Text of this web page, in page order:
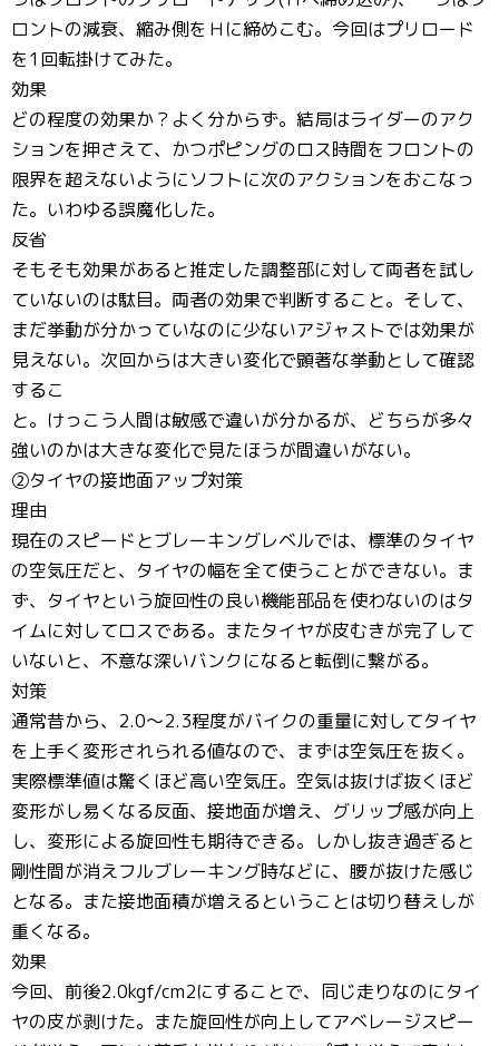
ロントの減衰、縮み側をＨに締めこむ。今回はプリロード
を1回転掛けてみた。
効果
どの程度の効果か？よく分からず。結局はライダーのアク
ションを押さえて、かつポピングのロス時間をフロントの
限界を超えないようにソフトに次のアクションをおこなっ
た。いわゆる誤魔化した。
反省
そもそも効果があると推定した調整部に対して両者を試し
ていないのは駄目。両者の効果で判断すること。そして、
まだ挙動が分かっていなのに少ないアジャストでは効果が
見えない。次回からは大きい変化で顕著な挙動として確認
するこ
と。けっこう人間は敏感で違いが分かるが、どちらが多々
強いのかは大きな変化で見たほうが間違いがない。
②タイヤの接地面アップ対策
理由
現在のスピードとブレーキングレベルでは、標準のタイヤ
の空気圧だと、タイヤの幅を全て使うことができない。ま
ず、タイヤという旋回性の良い機能部品を使わないのはタ
イムに対してロスである。またタイヤが皮むきが完了して
いないと、不意な深いバンクになると転倒に繋がる。
対策
通常昔から、2.0～2.3程度がバイクの重量に対してタイヤ
を上手く変形されられる値なので、まずは空気圧を抜く。
実際標準値は驚くほど高い空気圧。空気は抜けば抜くほど
変形がし易くなる反面、接地面が増え、グリップ感が向上
し、変形による旋回性も期待できる。しかし抜き過ぎると
剛性間が消えフルブレーキング時などに、腰が抜けた感じ
となる。また接地面積が増えるということは切り替えしが
重くなる。
効果
今回、前後2.0kgf/cm2にすることで、同じ走りなのにタイ
ヤの皮が剥けた。また旋回性が向上してアベレージスピー